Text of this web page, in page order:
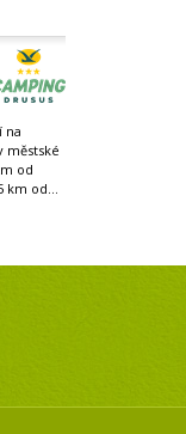
na
městské
od
km od...